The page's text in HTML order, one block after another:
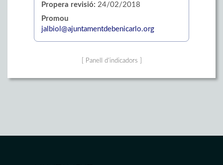
Propera revisió: 24/02/2018
Promou
jalbiol@ajuntamentdebenicarlo.org
[ Panell d'indicadors ]